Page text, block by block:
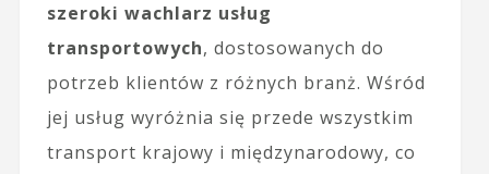
szeroki wachlarz usług
transportowych, dostosowanych do
potrzeb klientów z różnych branż. Wśród
jej usług wyróżnia się przede wszystkim
transport krajowy i międzynarodowy, co